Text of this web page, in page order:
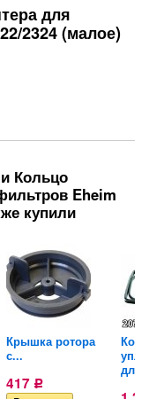
для
2324 (малое)
Кольцо
Eheim
купили
Крышка ротора
с...
417 Р